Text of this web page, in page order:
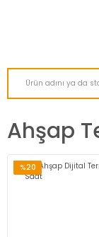
Ahşap
%20